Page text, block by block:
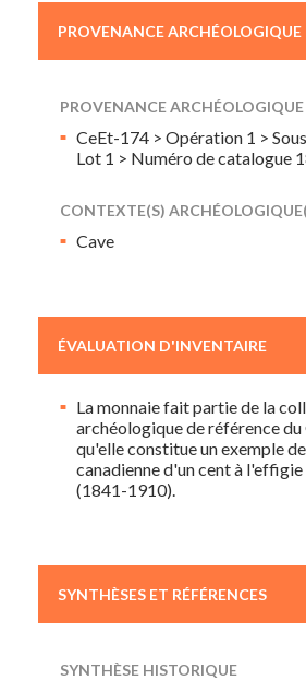
PROVENANCE ARCHÉOLOGIQUE
PROVENANCE ARCHÉOLOGIQUE
CeEt-174 > Opération 1 >
Lot 1 > Numéro de catalogue
CONTEXTE(S)
Cave
ÉVALUATION D'INVENTAIRE
La monnaie fait partie de la
archéologique de référence
qu'elle constitue un exemple
canadienne d'un cent à
(1841-1910).
SYNTHÈSES ET RÉFÉRENCES
SYNTHÈSE HISTORIQUE